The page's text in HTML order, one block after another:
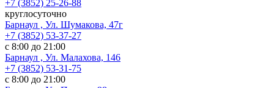
+7 (3852) 25-26-88
круглосуточно
Барнаул , Ул. Шумакова, 47г
+7 (3852) 53-37-27
с 8:00 до 21:00
Барнаул , Ул. Малахова, 146
+7 (3852) 53-31-75
с 8:00 до 21:00